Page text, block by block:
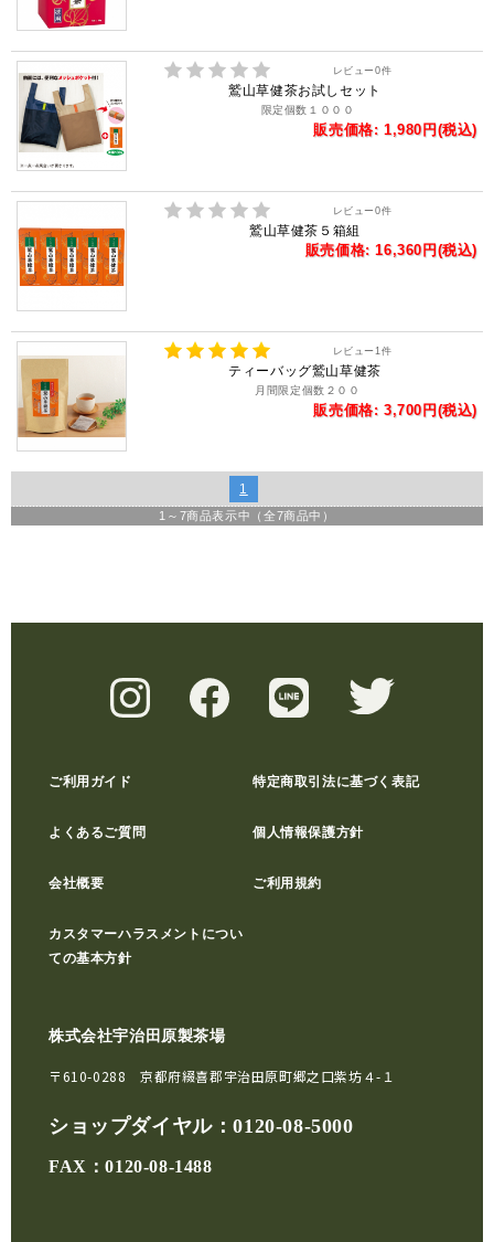
レビュー0件
鷲山草健茶お試しセット
限定個数１０００
販売価格: 1,980円(税込)
レビュー0件
鷲山草健茶５箱組
販売価格: 16,360円(税込)
レビュー 1 件
ティーバッグ鷲山草健茶
月間限定個数２００
販売価格: 3,700円(税込)
1
1 ～ 7商品表示中（全7商品中）
ご利用ガイド 特定商取引法に基づく表記
よくあるご質問 個人情報保護方針
会社概要 ご利用規約
カスタマーハラスメントについ
ての基本方針
株式会社宇治田原製茶場
〒610-0288 京都府綴喜郡宇治田原町郷之口紫坊４-１
ショップダイヤル：0120-08-5000
FAX：0120-08-1488